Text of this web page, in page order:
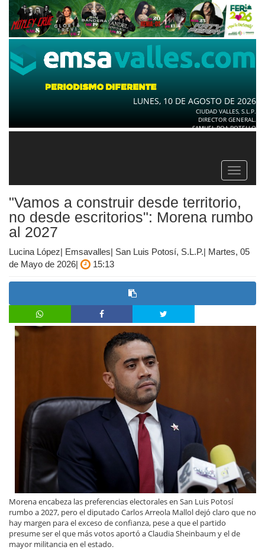
LUNES, 10 DE AGOSTO DE 2026
CIUDAD VALLES, S.L.P.
DIRECTOR GENERAL.
SAMUEL ROA BOTELLO
Toggle
"Vamos a construir desde territorio,
no desde escritorios": Morena rumbo
al 2027
Lucina López| Emsavalles| San Luis Potosí, S.L.P.| Martes, 05
de Mayo de 2026|
15:13
Morena encabeza las preferencias electorales en San Luis Potosí
rumbo a 2027, pero el diputado Carlos Arreola Mallol dejó claro que no
hay margen para el exceso de confianza, pese a que el partido
presume ser el que más votos aportó a Claudia Sheinbaum y el de
mayor militancia en el estado.